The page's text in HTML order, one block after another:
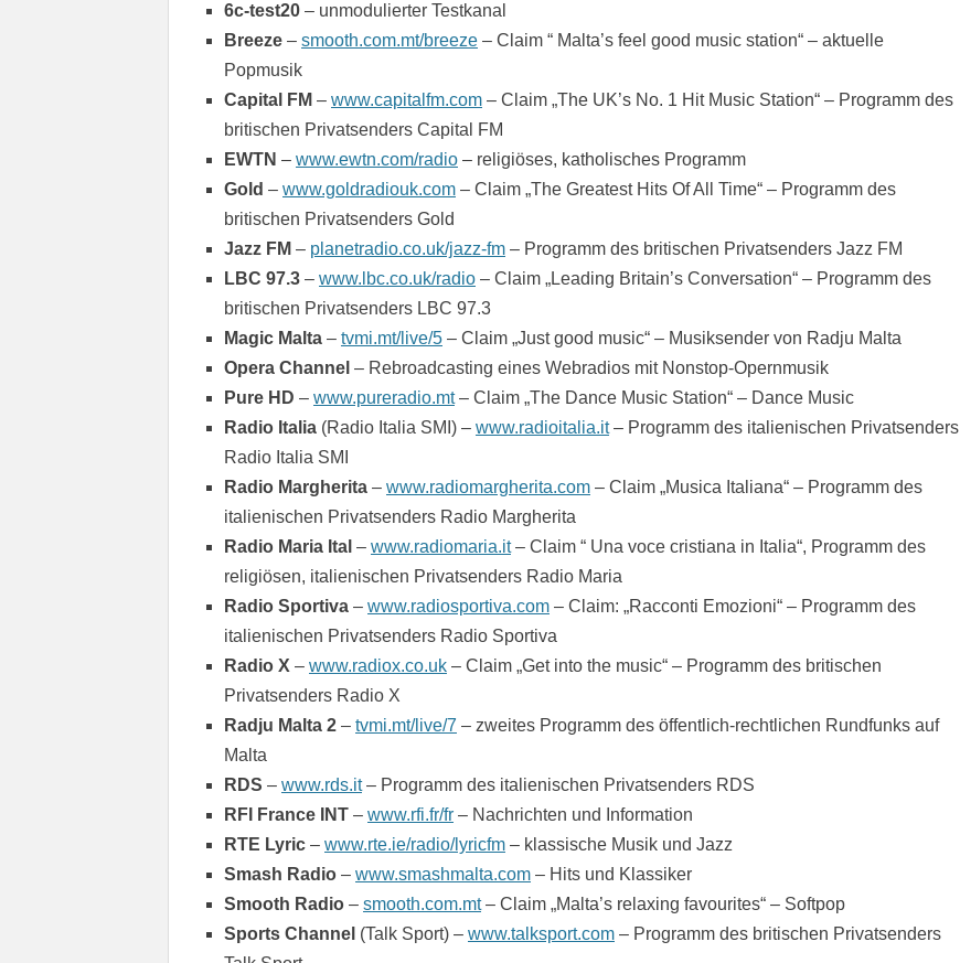
6c-test20 – unmodulierter Testkanal
Breeze – smooth.com.mt/breeze – Claim “ Malta’s feel good music station“ – aktuelle
Popmusik
Capital FM – www.capitalfm.com – Claim „The UK’s No. 1 Hit Music Station“ – Programm des
britischen Privatsenders Capital FM
EWTN – www.ewtn.com/radio – religiöses, katholisches Programm
Gold – www.goldradiouk.com – Claim „The Greatest Hits Of All Time“ – Programm des
britischen Privatsenders Gold
Jazz FM – planetradio.co.uk/jazz-fm – Programm des britischen Privatsenders Jazz FM
LBC 97.3 – www.lbc.co.uk/radio – Claim „Leading Britain’s Conversation“ – Programm des
britischen Privatsenders LBC 97.3
Magic Malta – tvmi.mt/live/5 – Claim „Just good music“ – Musiksender von Radju Malta
Opera Channel – Rebroadcasting eines Webradios mit Nonstop-Opernmusik
Pure HD – www.pureradio.mt– Claim „The Dance Music Station“ – Dance Music
Radio Italia (Radio Italia SMI) – www.radioitalia.it– Programm des italienischen Privatsenders
Radio Italia SMI
Radio Margherita – www.radiomargherita.com – Claim „Musica Italiana“ – Programm des
italienischen Privatsenders Radio Margherita
Radio Maria Ital – www.radiomaria.it– Claim “ Una voce cristiana in Italia“, Programm des
religiösen, italienischen Privatsenders Radio Maria
Radio Sportiva – www.radiosportiva.com – Claim: „Racconti Emozioni“ – Programm des
italienischen Privatsenders Radio Sportiva
Radio X – www.radiox.co.uk – Claim „Get into the music“ – Programm des britischen
Privatsenders Radio X
Radju Malta 2 – tvmi.mt/live/7 – zweites Programm des öffentlich-rechtlichen Rundfunks auf
Malta
RDS – www.rds.it– Programm des italienischen Privatsenders RDS
RFI France INT – www.rfi.fr/fr – Nachrichten und Information
RTE Lyric – www.rte.ie/radio/lyricfm – klassische Musik und Jazz
Smash Radio – www.smashmalta.com – Hits und Klassiker
Smooth Radio – smooth.com.mt– Claim „Malta’s relaxing favourites“ – Softpop
Sports Channel (Talk Sport) – www.talksport.com – Programm des britischen Privatsenders